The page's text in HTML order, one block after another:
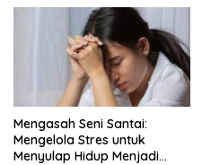
Mengasah Seni Santai:
Mengelola Stres untuk
Menyulap Hidup Menjadi